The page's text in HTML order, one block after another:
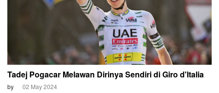
Tadej Pogacar Melawan Dirinya Sendiri di Giro d'Italia
by 02 May 2024